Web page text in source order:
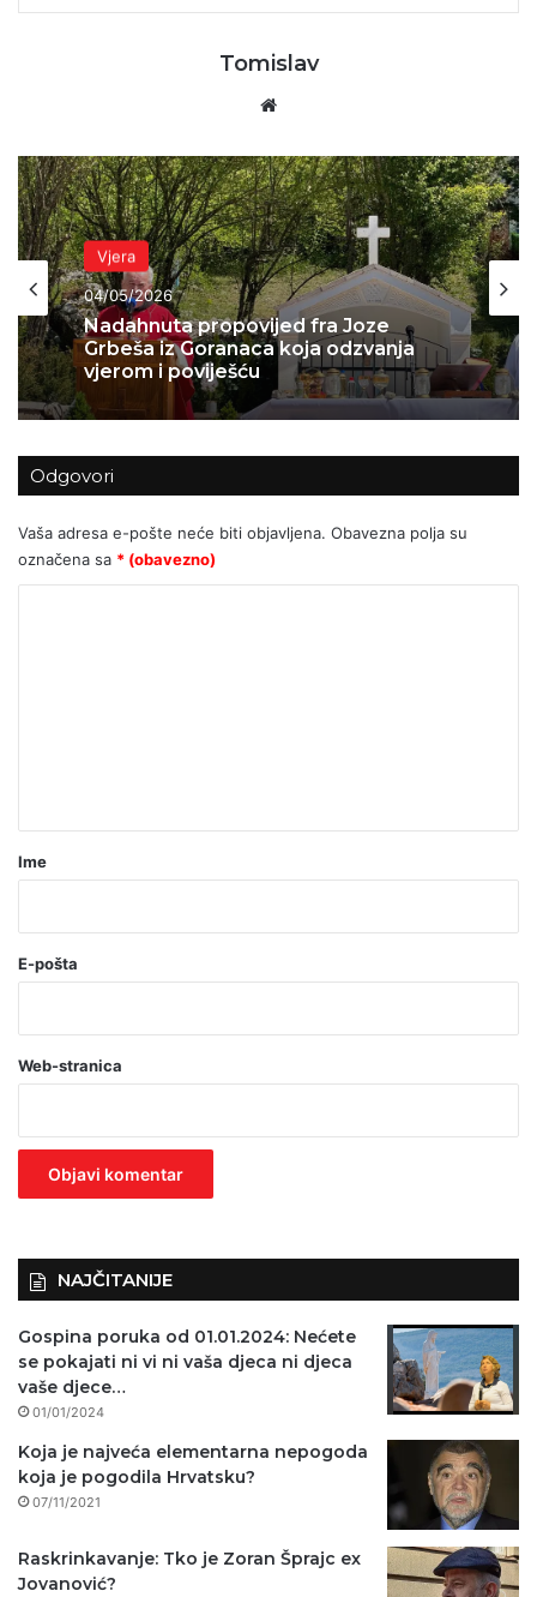
Tomislav
Vjera
04/05/2026
Nadahnuta propovijed fra Joze
Grbeša iz Goranaca koja odzvanja
vjerom i poviješću
Odgovori
Vaša adresa e-pošte neće biti objavljena. Obavezna polja su
označena sa * (obavezno)
r
o
a
v
z
Ime
E-pošta
Web-stranica
NAJČITANIJE
Gospina poruka od 01.01.2024: Nećete
se pokajati ni vi ni vaša djeca ni djeca
vaše djece…
01/01/2024
Koja je najveća elementarna nepogoda
koja je pogodila Hrvatsku?
07/11/2021
Raskrinkavanje: Tko je Zoran Šprajc ex
Jovanović?